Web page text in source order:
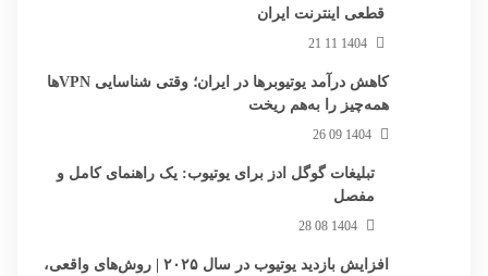
قطعی اینترنت ایران
1404 11 21
کاهش درآمد یوتیوبرها در ایران؛ وقتی شناسایی VPNها
همه‌چیز را به‌هم ریخت
1404 09 26
تبلیغات گوگل ادز برای یوتیوب: یک راهنمای کامل و
مفصل
1404 08 28
افزایش بازدید یوتیوب در سال ۲۰۲۵ | روش‌های واقعی،